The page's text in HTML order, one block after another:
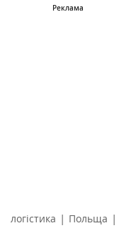
логістика | Польща |